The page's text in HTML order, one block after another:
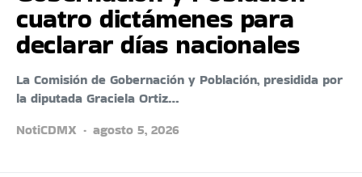
cuatro dictámenes para
declarar días nacionales
La Comisión de Gobernación y Población, presidida por
la diputada Graciela Ortiz…
NotiCDMX
agosto 5, 2026